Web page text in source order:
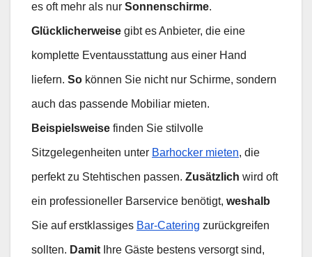
es oft mehr als nur Sonnenschirme.
Glücklicherweise gibt es Anbieter, die eine
komplette Eventausstattung aus einer Hand
liefern. So können Sie nicht nur Schirme, sondern
auch das passende Mobiliar mieten.
Beispielsweise finden Sie stilvolle
Sitzgelegenheiten unter Barhocker mieten, die
perfekt zu Stehtischen passen. Zusätzlich wird oft
ein professioneller Barservice benötigt, weshalb
Sie auf erstklassiges Bar-Catering zurückgreifen
sollten. DamitIhre Gäste bestens versorgt sind,